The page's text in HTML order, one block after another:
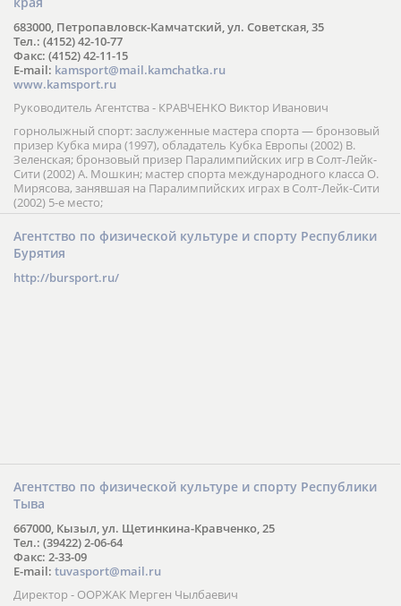
683000, Петропавловск-Камчатский, ул. Советская, 35
Тел.: (4152) 42-10-77
Факс: (4152) 42-11-15
E-mail: kamsport@mail.kamchatka.ru
www.kamsport.ru
Руководитель Агентства - КРАВЧЕНКО Виктор Иванович
горнолыжный спорт: заслуженные мастера спорта — бронзовый
призер Кубка мира (1997), обладатель Кубка Европы (2002) В.
Зеленская; бронзовый призер Паралимпийских игр в Солт-Лейк-
Сити (2002) А. Мошкин; мастер спорта международного класса О.
Мирясова, занявшая на Паралимпийских играх в Солт-Лейк-Сити
(2002) 5-е место;
Агентство по физической культуре и спорту Республики
Бурятия
http://bursport.ru/
Агентство по физической культуре и спорту Республики
Тыва
667000, Кызыл, ул. Щетинкина-Кравченко, 25
Тел.: (39422) 2-06-64
Факс: 2-33-09
E-mail: tuvasport@mail.ru
Директор - ООРЖАК Мерген Чылбаевич